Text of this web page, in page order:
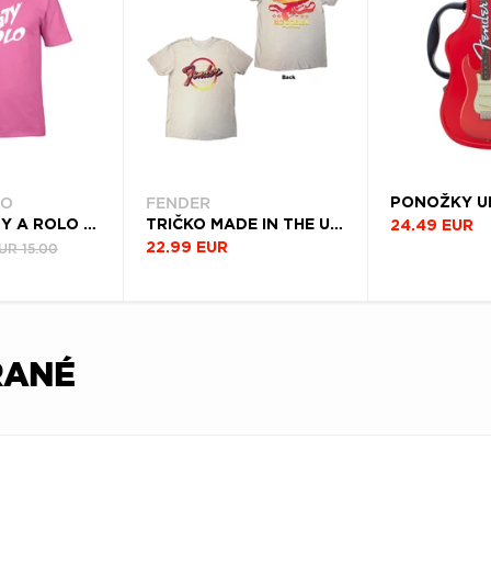
TRIČKO JA TY A ROLO (ŽENA)
15.00
FENDER
TRIČKO MADE IN THE USA (UNISEX)
22.99 EUR
24.49 EUR